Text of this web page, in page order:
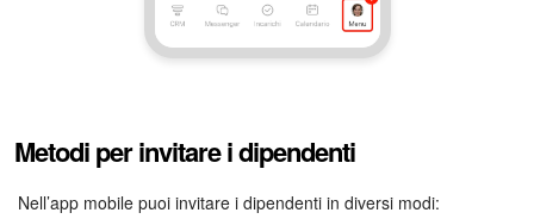
Contact Center
Metodi per invitare i dipendenti
Nell’app mobile puoi invitare i dipendenti in diversi modi: